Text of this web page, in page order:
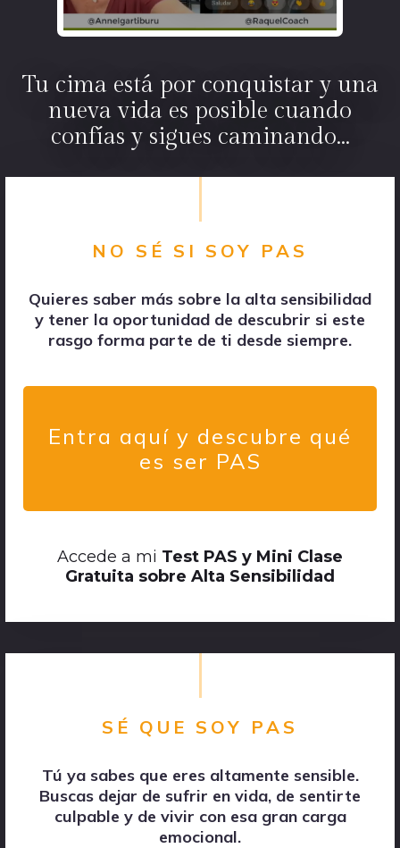
Tu cima está por conquistar y una
nueva vida es posible cuando
confías y sigues caminando...
NO SÉ SI SOY PAS
Quieres saber más sobre la alta sensibilidad
y tener la oportunidad de descubrir si este
rasgo forma parte de ti desde siempre.
Entra aquí y descubre qué
es ser PAS
Accede a mi Test PAS y Mini Clase
Gratuita sobre Alta Sensibilidad
SÉ QUE SOY PAS
Tú ya sabes que eres altamente sensible.
Buscas dejar de sufrir en vida, de sentirte
culpable y de vivir con esa gran carga
emocional.